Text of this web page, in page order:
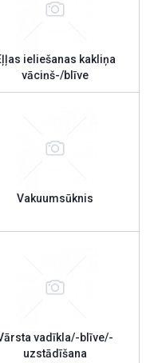
ieliešanas kakliņa
vāciņš-/blīve
Vakuumsūknis
vadīkla/-blīve/-
uzstādīšana